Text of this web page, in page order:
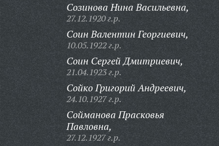
Созинова Нина Васильевна,
27.12.1920 г.р.
Соин Валентин Георгиевич,
10.05.1922 г.р.
Соин Сергей Дмитриевич,
21.04.1923 г.р.
Сойко Григорий Андреевич,
24.10.1927 г.р.
Сойманова Прасковья
Павловна,
27.12.1927 г.р.